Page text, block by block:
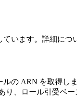
います。詳細につ
の ARN を取得し
、ロール引受ベ